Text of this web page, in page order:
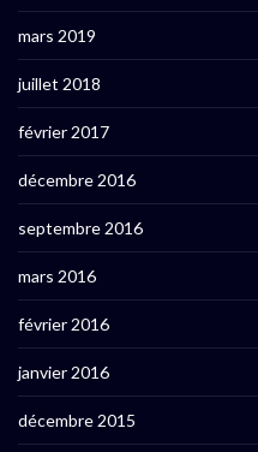
mars 2019
juillet 2018
février 2017
décembre 2016
septembre 2016
mars 2016
février 2016
janvier 2016
décembre 2015